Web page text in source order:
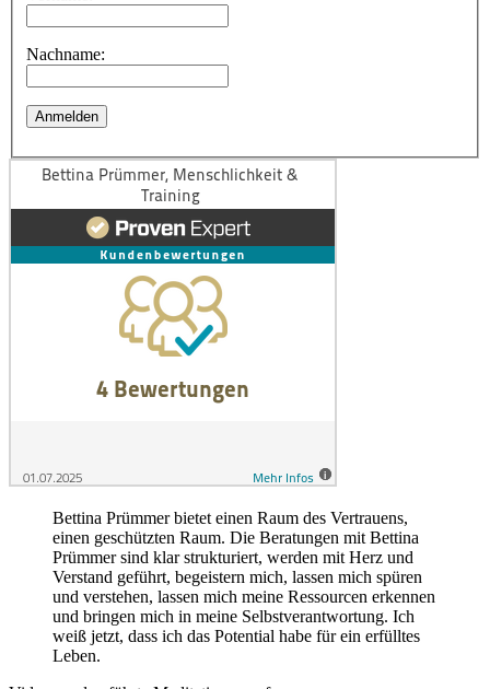
Nachname:
Bettina Prümmer bietet einen Raum des Vertrauens,
einen geschützten Raum. Die Beratungen mit Bettina
Prümmer sind klar strukturiert, werden mit Herz und
Verstand geführt, begeistern mich, lassen mich spüren
und verstehen, lassen mich meine Ressourcen erkennen
und bringen mich in meine Selbstverantwortung. Ich
weiß jetzt, dass ich das Potential habe für ein erfülltes
Leben.